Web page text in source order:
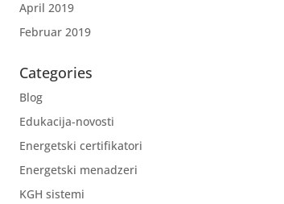
April 2019
Februar 2019
Categories
Blog
Edukacija-novosti
Energetski certifikatori
Energetski menadzeri
KGH sistemi